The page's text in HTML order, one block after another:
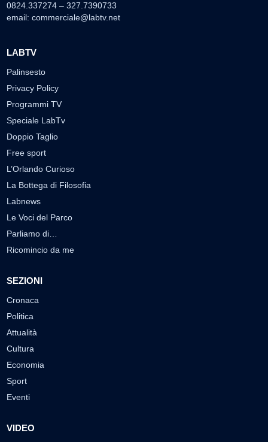
0824.337274 – 327.7390733
email: commerciale@labtv.net
LABTV
Palinsesto
Privacy Policy
Programmi TV
Speciale LabTv
Doppio Taglio
Free sport
L’Orlando Curioso
La Bottega di Filosofia
Labnews
Le Voci del Parco
Parliamo di…
Ricomincio da me
SEZIONI
Cronaca
Politica
Attualità
Cultura
Economia
Sport
Eventi
VIDEO